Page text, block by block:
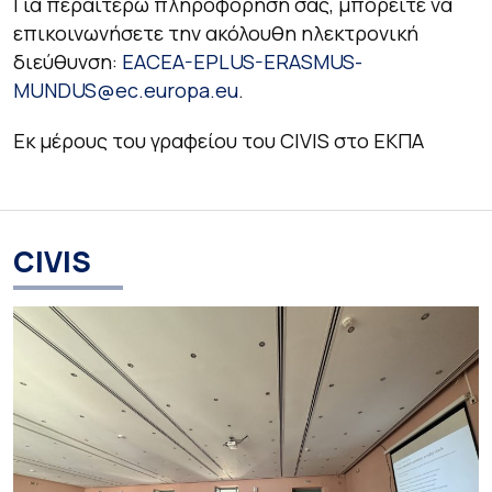
επικοινωνήσετε την ακόλουθη ηλεκτρονική
διεύθυνση: EACEA-EPLUS-ERASMUS-
MUNDUS@ec.europa.eu.
Εκ μέρους του γραφείου του CIVIS στο ΕΚΠΑ
CIVIS